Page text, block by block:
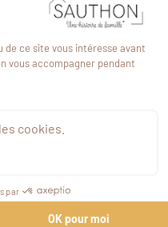
Commander